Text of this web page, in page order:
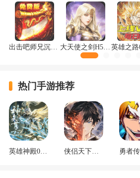
出击吧师兄沉默神器免费版 大天使之剑H5打金版
热门手游推荐
英雄神殿0.1折打金畅玩